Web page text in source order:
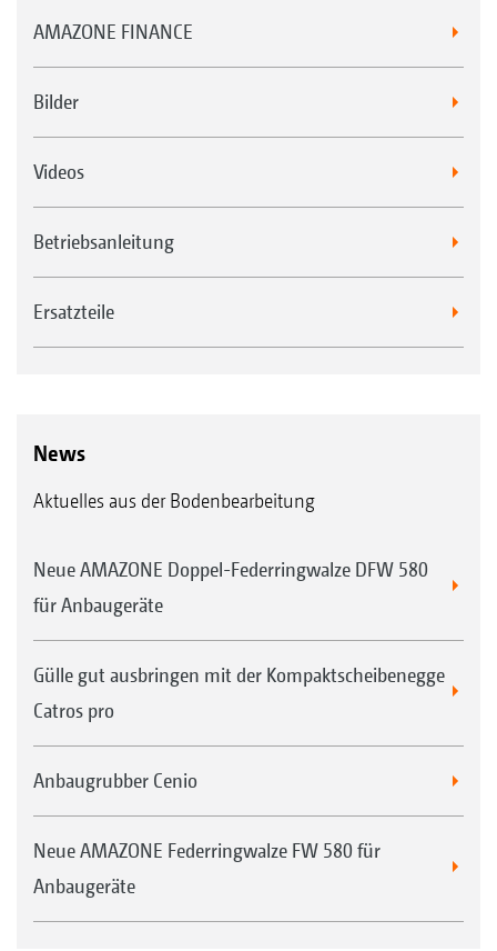
AMAZONE FINANCE
Bilder
Videos
Betriebsanleitung
Ersatzteile
News
Aktuelles aus der Bodenbearbeitung
Neue AMAZONE Doppel-Federringwalze DFW 580
für Anbaugeräte
Gülle gut ausbringen mit der Kompaktscheibenegge
Catros pro
Anbaugrubber Cenio
Neue AMAZONE Federringwalze FW 580 für
Anbaugeräte